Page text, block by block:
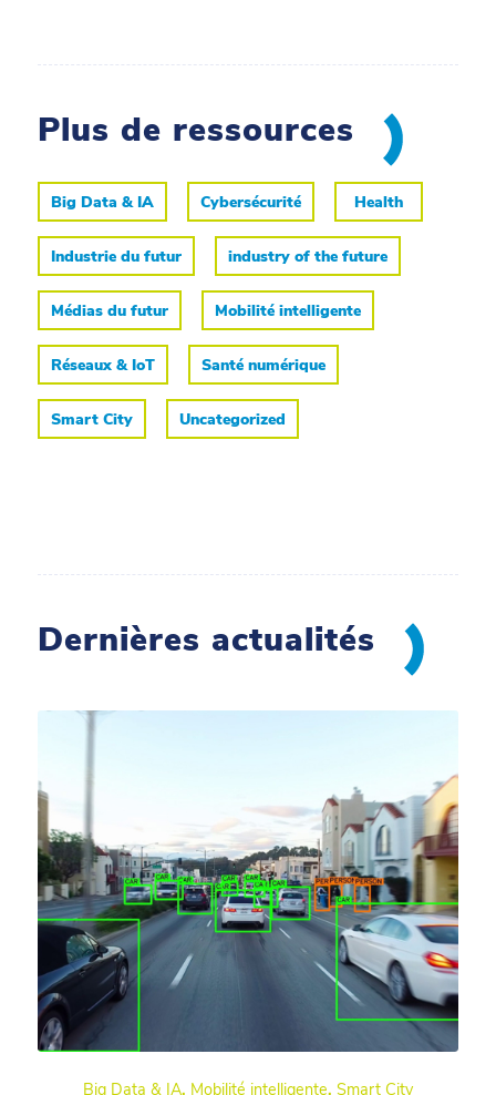
Plus de ressources
Big Data & IA Cybersécurité Health
Industrie du futur industry of the future
Médias du futur Mobilité intelligente
Réseaux & IoT Santé numérique
Smart City Uncategorized
Dernières actualités
Big Data & IA, Mobilité intelligente, Smart City